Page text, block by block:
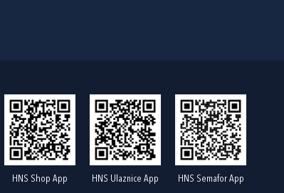
HNS Shop App HNS Ulaznice App HNS Semafor App